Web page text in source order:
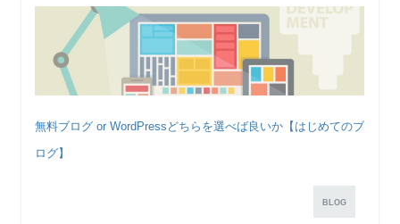
無料ブログ or WordPressどちらを選べば良いか【はじめてのブ
ログ】
BLOG